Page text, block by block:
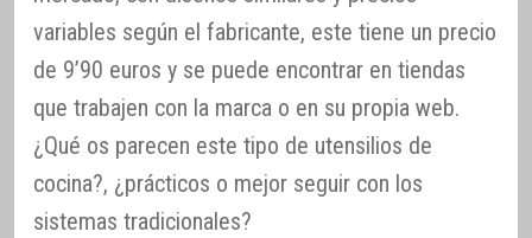
variables según el fabricante, este tiene un precio
de 9’90 euros y se puede encontrar en tiendas
que trabajen con la marca o en su propia web.
¿Qué os parecen este tipo de utensilios de
cocina?, ¿prácticos o mejor seguir con los
sistemas tradicionales?